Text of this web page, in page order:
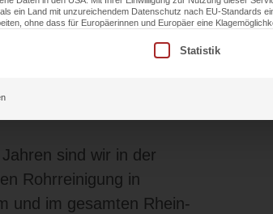
seit
sind wir in der
Rohrreinigung in
und im gesamten Rhein-
ein Land mit unzureichendem Datenschutz nach EU-Standards
ohne dass für Europäerinnen und Europäer eine
für die eine Einwilligung erteilt
Statistik